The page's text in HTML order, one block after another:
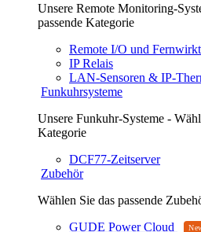
Unsere Remote Monitoring-
passende Kategorie
Remote I/O und
IP Relais
LAN-Sensoren & IP-
Funkuhrsysteme
Unsere Funkuhr-Systeme -
Kategorie
DCF77-Zeitserver
Zubehör
Wählen Sie das passende
GUDE Power Cloud